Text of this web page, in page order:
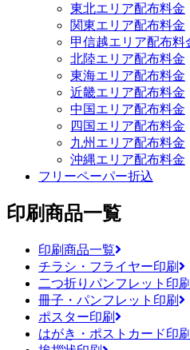
東北エリア配布料金
関東エリア配布料金
甲信越エリア配布料
北陸エリア配布料金
東海エリア配布料金
近畿エリア配布料金
中国エリア配布料金
四国エリア配布料金
九州エリア配布料金
沖縄エリア配布料金
フリーペーパー折込
印刷商品一覧
印刷商品一覧
チラシ・フライヤー印刷
二つ折りパンフレット印刷
冊子・パンフレット印刷
ポスター印刷
はがき・ポストカード印刷